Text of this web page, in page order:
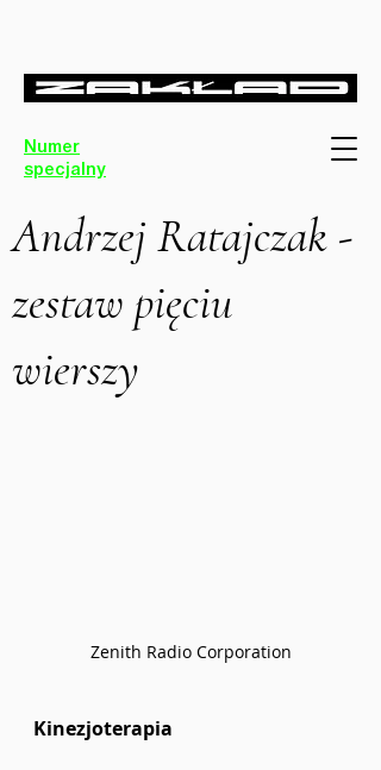
Numer
specjalny
Andrzej Ratajczak -
zestaw pięciu
wierszy
Zenith Radio Corporation
Kinezjoterapia